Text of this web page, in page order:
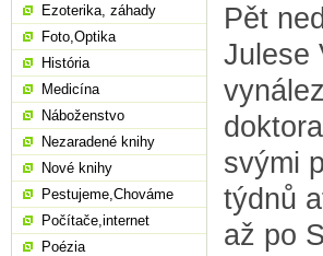
Pět
Julese
svými
týdnů
až po
Ezoterika, záhady
Foto,Optika
História
Medicína
Náboženstvo
Nezaradené knihy
Nové knihy
Pestujeme,Chováme
Počítače,internet
Poézia